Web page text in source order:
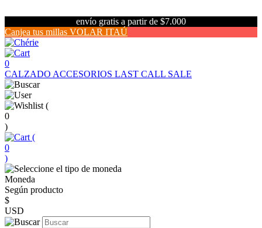
envío gratis a partir de $7.000
Canjea tus millas VOLAR ITAÚ
0
CALZADO ACCESORIOS LAST CALL SALE
(
0
)
(
0
)
Moneda
Según producto
$
USD